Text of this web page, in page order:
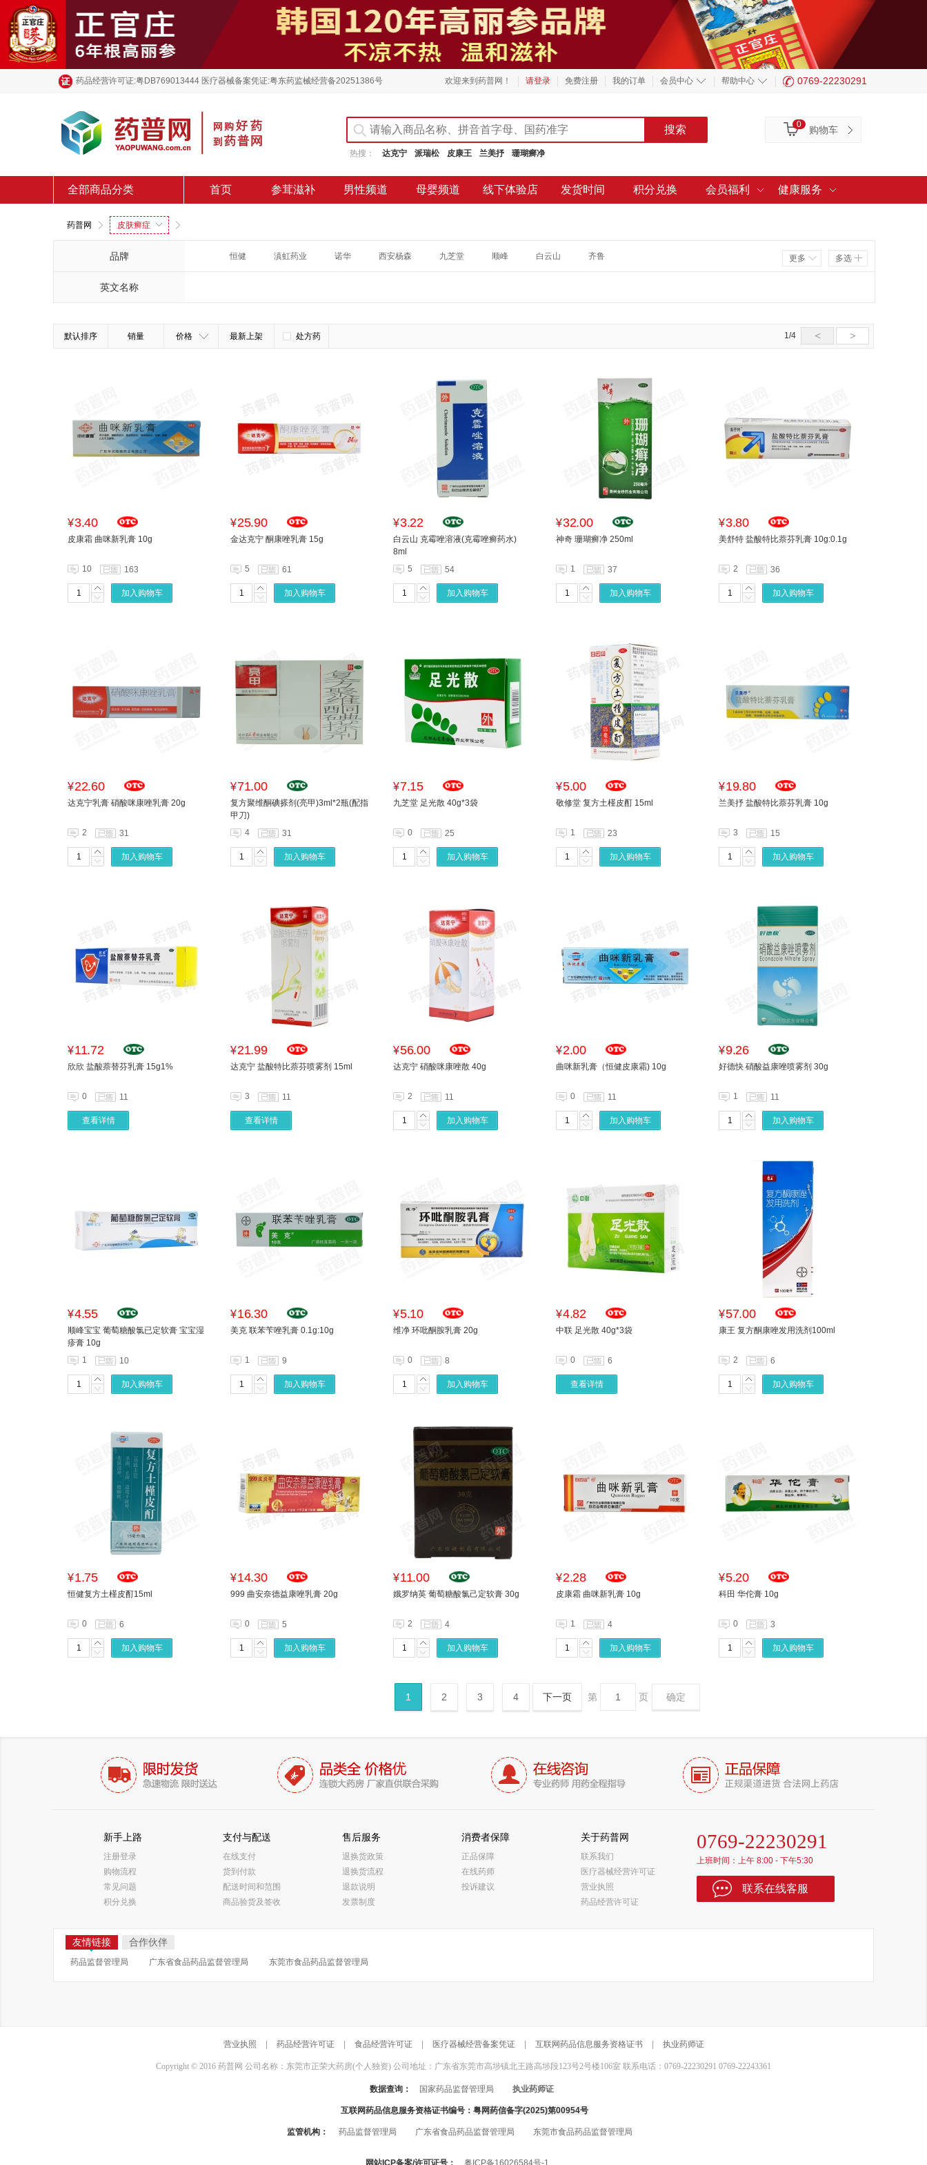
药品经营许可证:粤DB769013444 医疗器械备案凭证:粤东药监械经营备20251386号 欢迎来到药普网！ 请登录 免费注册 我的订单 会员中心 帮助中心 0769-22230291
热搜： 达克宁 派瑞松 皮康王 兰美抒 珊瑚癣净
购物车
0
全部商品分类 首页 参茸滋补 男性频道 母婴频道 线下体验店 发货时间 积分兑换 会员福利 健康服务
药普网 皮肤癣症
品牌 恒健 滇虹药业 诺华 西安杨森 九芝堂 顺峰 白云山 齐鲁 多选
更多
英文名称
默认排序 销量 价格 最新上架 处方药 1/4 < >
¥3.40
皮康霜 曲咪新乳膏 10g
10 163
加入购物车
¥25.90
金达克宁 酮康唑乳膏 15g
5 61
加入购物车
¥3.22
白云山 克霉唑溶液(克霉唑癣药水)
8ml
5
54
加入购物车
¥32.00
神奇 珊瑚癣净 250ml
1 37
加入购物车
¥3.80
美舒特 盐酸特比萘芬乳膏 10g:0.1g
2 36
加入购物车
¥22.60
达克宁乳膏 硝酸咪康唑乳膏 20g
2 31
加入购物车
¥71.00
复方聚维酮碘搽剂(亮甲)3ml*2瓶(配指
甲刀)
4
31
加入购物车
¥7.15
九芝堂 足光散 40g*3袋
0 25
加入购物车
¥5.00
敬修堂 复方土槿皮酊 15ml
1 23
加入购物车
¥19.80
兰美抒 盐酸特比萘芬乳膏 10g
3 15
加入购物车
¥11.72
欣欣 盐酸萘替芬乳膏 15g1%
0 11
查看详情
¥21.99
达克宁 盐酸特比萘芬喷雾剂 15ml
3 11
查看详情
¥56.00
达克宁 硝酸咪康唑散 40g
2 11
加入购物车
¥2.00
曲咪新乳膏（恒健皮康霜) 10g
0 11
加入购物车
¥9.26
好德快 硝酸益康唑喷雾剂 30g
1 11
加入购物车
¥4.55
顺峰宝宝 葡萄糖酸氯已定软膏 宝宝湿
疹膏 10g
1
10
加入购物车
¥16.30
美克 联苯苄唑乳膏 0.1g:10g
1 9
加入购物车
¥5.10
维净 环吡酮胺乳膏 20g
0 8
加入购物车
¥4.82
中联 足光散 40g*3袋
0 6
查看详情
¥57.00
康王 复方酮康唑发用洗剂100ml
2 6
加入购物车
¥1.75
恒健复方土槿皮酊15ml
0 6
加入购物车
¥14.30
999 曲安奈德益康唑乳膏 20g
0 5
加入购物车
¥11.00
娥罗纳英 葡萄糖酸氯己定软膏 30g
2 4
加入购物车
¥2.28
皮康霜 曲咪新乳膏 10g
1 4
加入购物车
¥5.20
科田 华佗膏 10g
0 3
加入购物车
1 2 3 4 下一页 第 页 确定
新手上路
注册登录
购物流程
常见问题
积分兑换
支付与配送
在线支付
货到付款
配送时间和范围
商品验货及签收
售后服务
退换货政策
退换货流程
退款说明
发票制度
消费者保障
正品保障
在线药师
投诉建议
关于药普网
联系我们
医疗器械经营许可证
营业执照
药品经营许可证
0769-22230291
上班时间：上午 8:00 - 下午5:30
联系在线客服
友情链接 合作伙伴
药品监督管理局 广东省食品药品监督管理局 东莞市食品药品监督管理局
营业执照 药品经营许可证 食品经营许可证 医疗器械经营备案凭证 互联网药品信息服务资格证书 执业药师证
Copyright © 2016 药普网 公司名称：东莞市正荣大药房(个人独资) 公司地址：广东省东莞市高埗镇北王路高埗段123号2号楼106室 联系电话：0769-22230291 0769-22243361
数据查询： 国家药品监督管理局 执业药师证
互联网药品信息服务资格证书编号： 粤网药信备字(2025)第00954号
监管机构： 药品监督管理局 广东省食品药品监督管理局 东莞市食品药品监督管理局
网站ICP备案/许可证号： 粤ICP备16026584号-1